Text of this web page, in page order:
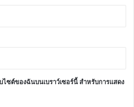
ซต์ของฉันบนเบราว์เซอร์นี้ สำหรับการแสดง